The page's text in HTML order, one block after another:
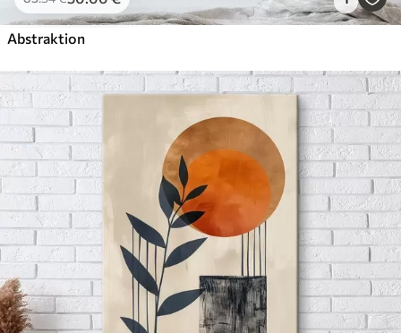
Abstraktion